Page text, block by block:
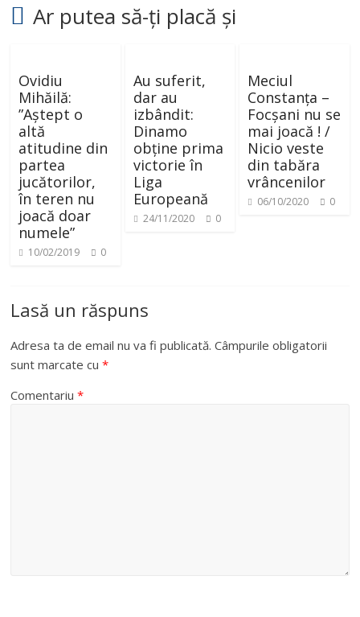
Ar putea să-ți placă și
Ovidiu
Mihăilă:
”Aștept o
altă
atitudine din
partea
jucătorilor,
în teren nu
joacă doar
numele”
10/02/2019 0
Au suferit,
dar au
izbândit:
Dinamo
obține prima
victorie în
Liga
Europeană
24/11/2020 0
Meciul
Constanța –
Focșani nu se
mai joacă ! /
Nicio veste
din tabăra
vrâncenilor
06/10/2020 0
Lasă un răspuns
Adresa ta de email nu va fi publicată. Câmpurile obligatorii
sunt marcate cu*
Comentariu*